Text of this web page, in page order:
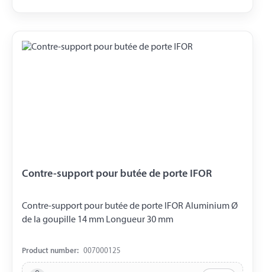
Contre-support pour butée de porte IFOR
Contre-support pour butée de porte IFOR Aluminium Ø
de la goupille 14 mm Longueur 30 mm
Product number: 007000125